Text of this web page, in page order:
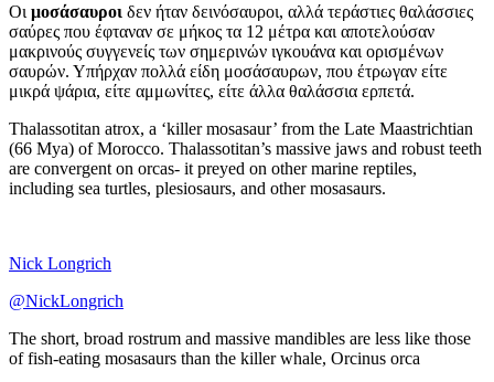
Οι μοσάσαυροι δεν ήταν δεινόσαυροι, αλλά τεράστιες θαλάσσιες
σαύρες που έφταναν σε μήκος τα 12 μέτρα και αποτελούσαν
μακρινούς συγγενείς των σημερινών ιγκουάνα και ορισμένων
σαυρών. Υπήρχαν πολλά είδη μοσάσαυρων, που έτρωγαν είτε
μικρά ψάρια, είτε αμμωνίτες, είτε άλλα θαλάσσια ερπετά.
Thalassotitan atrox, a ‘killer mosasaur’ from the Late Maastrichtian
(66 Mya) of Morocco. Thalassotitan’s massive jaws and robust teeth
are convergent on orcas- it preyed on other marine reptiles,
including sea turtles, plesiosaurs, and other mosasaurs.
Nick Longrich
@NickLongrich
The short, broad rostrum and massive mandibles are less like those
of fish-eating mosasaurs than the killer whale, Orcinus orca